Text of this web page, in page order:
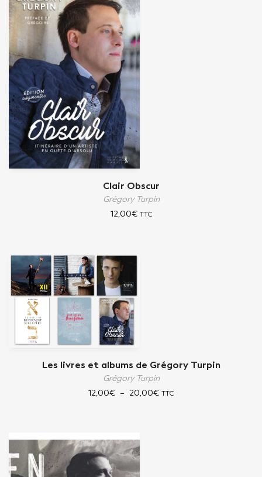
Clair Obscur
Grégory Turpin
12,00€ TTC
Les livres et albums de Grégory Turpin
Grégory Turpin
12,00€ – 20,00€ TTC